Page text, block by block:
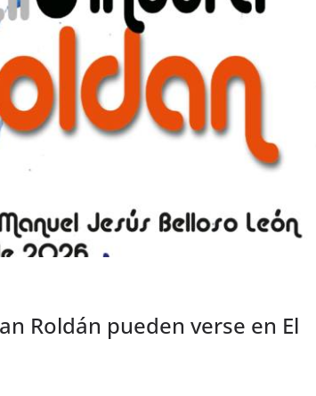
Roldán pueden verse en El